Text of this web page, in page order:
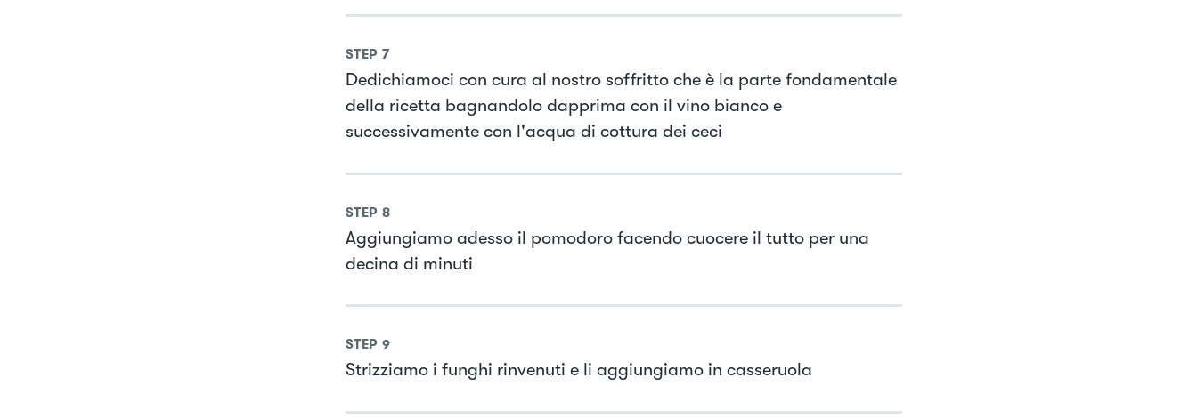
STEP 7
Dedichiamoci con cura al nostro soffritto che è la parte fondamentale
della ricetta bagnandolo dapprima con il vino bianco e
successivamente con l'acqua di cottura dei ceci
STEP 8
Aggiungiamo adesso il pomodoro facendo cuocere il tutto per una
decina di minuti
STEP 9
Strizziamo i funghi rinvenuti e li aggiungiamo in casseruola